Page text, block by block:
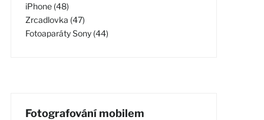
iPhone (48)
Zrcadlovka (47)
Fotoaparáty Sony (44)
Fotografování mobilem